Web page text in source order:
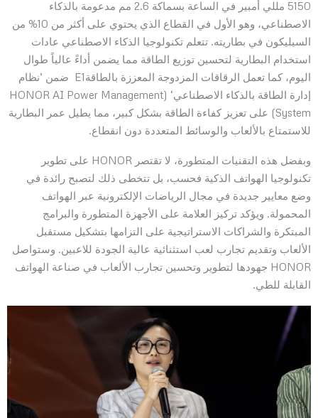
5150 مللي أمبير في الساعة بسماكة 2.6 مم مدعومة بالذكاء
الاصطناعي، وهو الأول في القطاع الذي يحتوي على أكثر من 10% من
السيليكون في بطاريته. تتعلم تكنولوجيا الذكاء الاصطناعي عادات
استخدام البطارية لتحسين توزيع الطاقة مما يضمن أداءً عالياً طوال
اليوم، كما تعمل الرقاقات المزدوجة المعززة بالطاقةE1 ضمن ’نظام
إدارة الطاقة بالذكاء الاصطناعي‘ (HONOR AI Power Management
System) على تعزيز كفاءة الطاقة بشكل كبير، مما يطيل عمر البطارية
للاستمتاع بالألعاب والوسائط المتعددة دون انقطاع.
وبفضل هذه التقنيات المتطورة، لا تقتصر HONOR على تطوير
تكنولوجيا الهواتف الذكية فحسب، بل تتخطى ذلك لتصبح رائدة في
وضع معايير جديدة في مجال الرياضات الإلكترونية عبر الهواتف
المحمولة. ويؤكد تركيز العلامة على الأجهزة المتطورة والبرامج
المبتكرة والشراكات الاستراتيجية على التزامها بتشكيل مستقبل
الألعاب وتقديم تجارب لعب استثنائية عالية الجودة للاعبين. وستواصل
HONOR جهودها لتطوير وتحسين تجارب الألعاب في صناعة الهواتف
القابلة للطي.